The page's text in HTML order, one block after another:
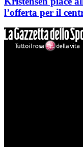
l’offerta per il